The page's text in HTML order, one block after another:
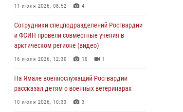
Генерал-полковник Юрий Аверин выступил на
Всероссийском молодёжном
образовательном форуме «Территория
03 августа 2026, 06:54 2
Директор Росгвардии Герой России генерал
11 июля 2026, 08:52 4
Сотрудники спецподразделений Росгвардии
и ФСИН провели совместные учения в
арктическом регионе (видео)
16 июля 2026, 12:30 10 1
На Ямале военнослужащий Росгвардии
рассказал детям о военных ветеринарах
10 июля 2026, 10:33 3